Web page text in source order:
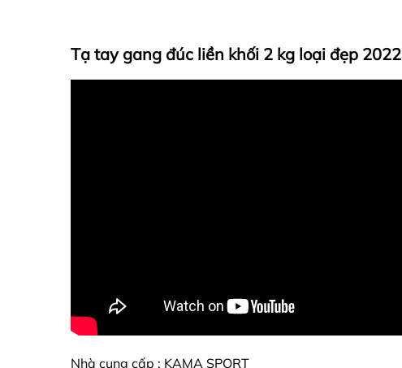
Tạ tay gang đúc liền khối 2 kg loại đẹp 2022
Nhà cung cấp : KAMA SPORT